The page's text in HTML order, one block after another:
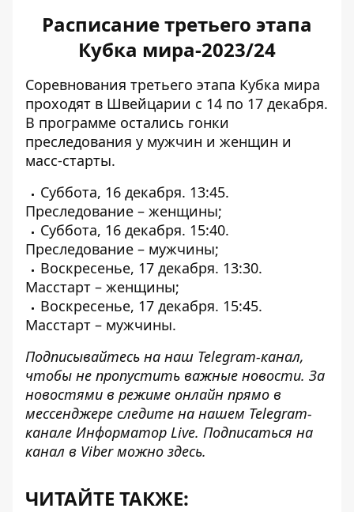
Расписание третьего этапа
Кубка мира-2023/24
Соревнования третьего этапа Кубка мира
проходят в Швейцарии с 14 по 17 декабря.
В программе остались гонки
преследования у мужчин и женщин и
масс-старты.
Суббота, 16 декабря. 13:45.
Преследование – женщины;
Суббота, 16 декабря. 15:40.
Преследование – мужчины;
Воскресенье, 17 декабря. 13:30.
Масстарт – женщины;
Воскресенье, 17 декабря. 15:45.
Масстарт – мужчины.
Подписывайтесь на наш Telegram-канал,
чтобы не пропустить важные новости. За
новостями в режиме онлайн прямо в
мессенджере следите на нашем Telegram-
канале Информатор Live. Подписаться на
канал в Viber можно здесь.
ЧИТАЙТЕ ТАКЖЕ: